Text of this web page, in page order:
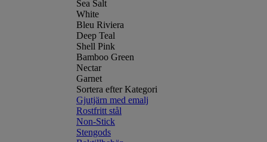
Sea Salt
White
Bleu Riviera
Deep Teal
Shell Pink
Bamboo Green
Nectar
Garnet
Sortera efter Kategori
Gjutjärn med emalj
Rostfritt stål
Non-Stick
Stengods